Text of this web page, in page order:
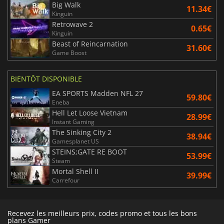
Big Walk
Kinguin 11.34€
Retrowave 2
Kinguin 0.65€
Beast of Reincarnation
Game Boost 31.60€
BIENTÔT DISPONIBLE
EA SPORTS Madden NFL 27
Eneba 59.80€
Hell Let Loose Vietnam
Instant Gaming 28.99€
The Sinking City 2
Gamesplanet US 38.94€
STEINS;GATE RE BOOT
Steam 53.99€
Mortal Shell II
Carrefour 39.99€
Recevez les meilleurs prix, codes promo et tous les bons
plans Gamer